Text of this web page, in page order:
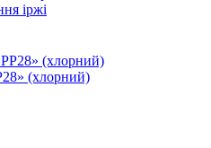
іржі
(хлорний)